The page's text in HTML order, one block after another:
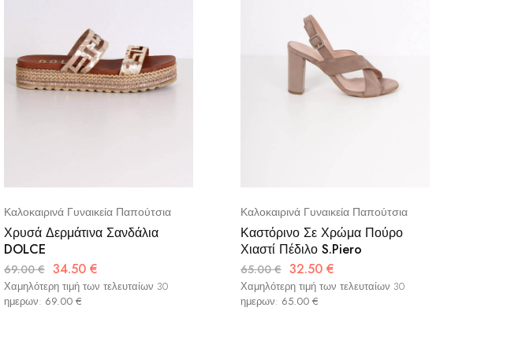
Καλοκαιρινά Γυναικεία Παπούτσια
Χρυσά Δερμάτινα Σανδάλια
DOLCE
69.00€ 34.50 €
Χαμηλότερη τιμή των τελευταίων 30
ημερων: 69.00 €
Καλοκαιρινά Γυναικεία Παπούτσια
Καστόρινο Σε Χρώμα Πούρο
Χιαστί Πέδιλο S.Piero
65.00€ 32.50 €
Χαμηλότερη τιμή των τελευταίων 30
ημερων: 65.00 €